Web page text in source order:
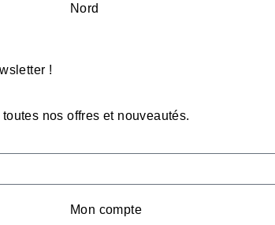
Nord
!
nos offres et nouveautés.
Mon compte